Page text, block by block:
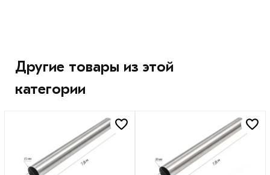
Другие товары из этой
категории